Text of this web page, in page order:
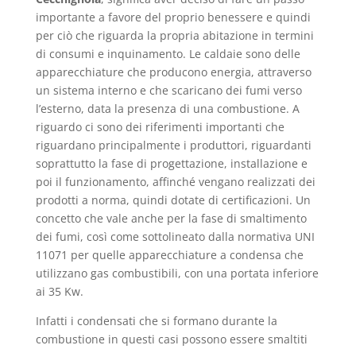
importante a favore del proprio benessere e quindi
per ciò che riguarda la propria abitazione in termini
di consumi e inquinamento. Le caldaie sono delle
apparecchiature che producono energia, attraverso
un sistema interno e che scaricano dei fumi verso
l’esterno, data la presenza di una combustione. A
riguardo ci sono dei riferimenti importanti che
riguardano principalmente i produttori, riguardanti
soprattutto la fase di progettazione, installazione e
poi il funzionamento, affinché vengano realizzati dei
prodotti a norma, quindi dotate di certificazioni. Un
concetto che vale anche per la fase di smaltimento
dei fumi, così come sottolineato dalla normativa UNI
11071 per quelle apparecchiature a condensa che
utilizzano gas combustibili, con una portata inferiore
ai 35 Kw.
Infatti i condensati che si formano durante la
combustione in questi casi possono essere smaltiti